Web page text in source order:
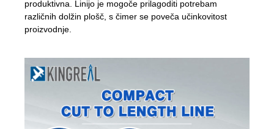
produktivna. Linijo je mogoče prilagoditi potrebam
različnih dolžin plošč, s čimer se poveča učinkovitost
proizvodnje.